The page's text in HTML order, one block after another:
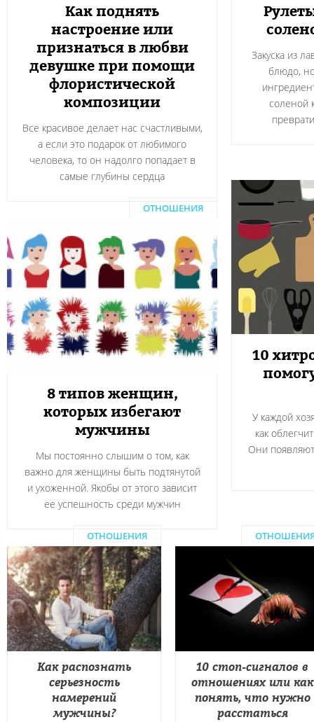
Как поднять
настроение или
признаться в любви
девушке при помощи
флористической
композиции
Все красивое делает нас счастливыми,
а если это подарок от любимого
человека, то он надолго попадает в
самые глубины сердца
Закуска из
блюдо,
соленой
10
У каждой
как
Они
ОТНОШЕНИЯ
8 типов женщин,
которых избегают
мужчины
Мы постоянно слышим о том, как
важно для женщины быть подтянутой
и ухоженной. Якобы от этого зависит
ее успешность среди мужчин
ОТНОШЕНИЯ
Как распознать
серьезность
намерений
мужчины?
10 стоп-сигналов в
отношениях или как
понять, что нужно
расстаться